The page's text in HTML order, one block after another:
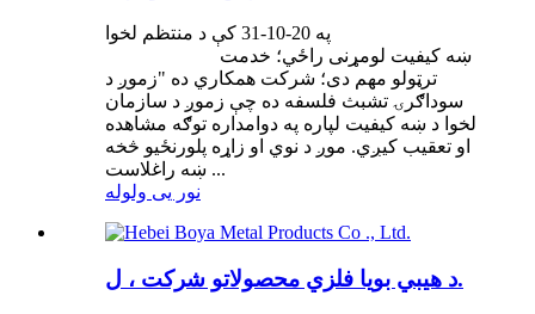
په 20-10-31 کې د منتظم لخوا
ترټولو مهم دی؛ شرکت همکاري ده "زموږ د
سوداګرۍ تشبث فلسفه ده چې زموږ د سازمان
لخوا د ښه کیفیت لپاره په دوامداره توګه مشاهده
او تعقیب کیږي. موږ د نوي او زاړه پلورنځیو څخه
ښه راغلاست ...
نور یی ولوله
د هیبي بویا فلزي محصولاتو شرکت ، ل.